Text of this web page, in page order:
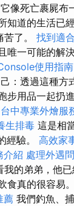
它像死亡裹屍布
知道的生活已
了。 找到適
唯一可能的解
使用指南
：透過這種方
用品一起扔
台中專業外燴服
生排毒 這是相
經驗。 高效家
介紹 處理外遇
的弟弟，他
食真的很容易。
薦 我們釣魚、